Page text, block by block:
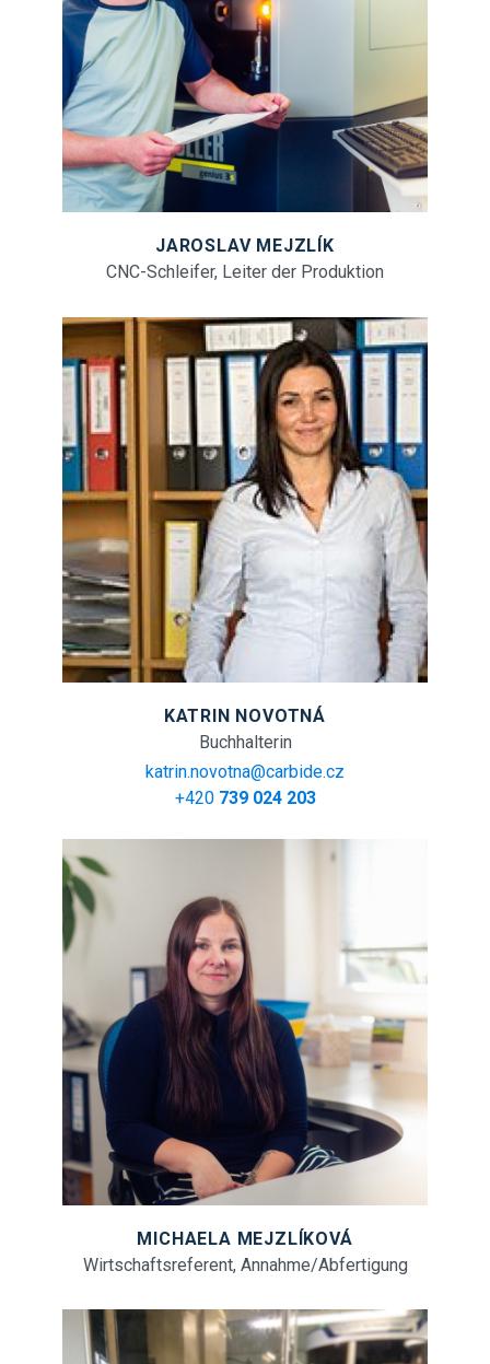
JAROSLAV MEJZLÍK
CNC-Schleifer, Leiter der Produktion
KATRIN NOVOTNÁ
Buchhalterin
katrin.novotna@carbide.cz
+420 739 024 203
MICHAELA MEJZLÍKOVÁ
Wirtschaftsreferent, Annahme/Abfertigung